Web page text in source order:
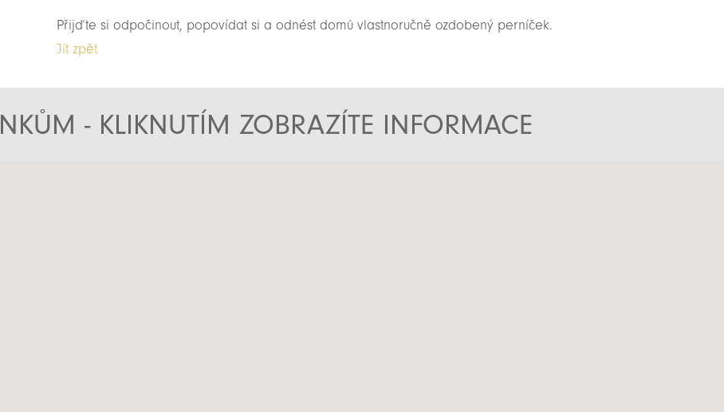
Přijďte si odpočinout, popovídat si a odnést domů vlastnoručně ozdobený perníček.
Jít zpět
- KLIKNUTÍM ZOBRAZÍTE INFORMACE